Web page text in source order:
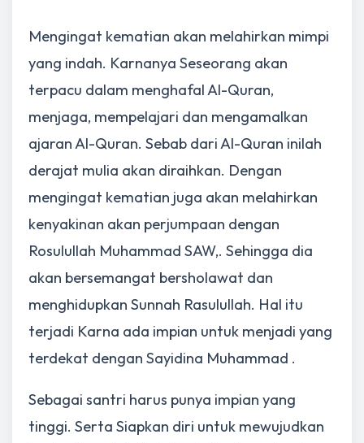
Mengingat kematian akan melahirkan mimpi
yang indah. Karnanya Seseorang akan
terpacu dalam menghafal Al-Quran,
menjaga, mempelajari dan mengamalkan
ajaran Al-Quran. Sebab dari Al-Quran inilah
derajat mulia akan diraihkan. Dengan
mengingat kematian juga akan melahirkan
kenyakinan akan perjumpaan dengan
Rosulullah Muhammad SAW,. Sehingga dia
akan bersemangat bersholawat dan
menghidupkan Sunnah Rasulullah. Hal itu
terjadi Karna ada impian untuk menjadi yang
terdekat dengan Sayidina Muhammad .
Sebagai santri harus punya impian yang
tinggi. Serta Siapkan diri untuk mewujudkan